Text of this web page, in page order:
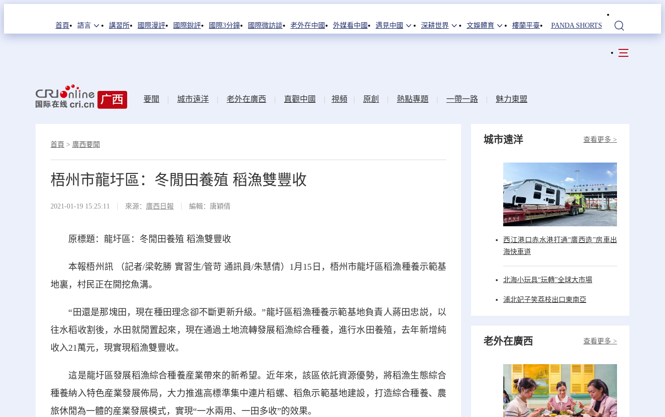
首頁 語言 講習所 國際漫評 國際銳評 國際3分鐘 國際微訪談 老外在中國 外媒看中國 遇見中國 深耕世界 文娛體育 樓蘭平臺 PANDA SHORTS
要聞 | 城市遠洋 | 老外在廣西 | 直觀中國 | 視頻 | 原創 | 熱點專題 | 一帶一路 | 魅力東盟
首頁 > 廣西要聞
梧州市龍圩區：冬閒田養殖 稻漁雙豐收
2021-01-19 15:25:11 來源： 廣西日報 編輯：唐穎倩
原標題：龍圩區：冬閒田養殖 稻漁雙豐收
本報梧州訊 （記者/梁乾勝 實習生/管苛 通訊員/朱慧倩）1月15日，梧州市龍圩區稻漁種養示範基
地裏，村民正在開挖魚溝。
“田還是那塊田，現在種田理念卻不斷更新升級。”龍圩區稻漁種養示範基地負責人蔣田忠説，以
往水稻收割後，水田就閒置起來，現在通過土地流轉發展稻漁綜合種養，進行水田養殖，去年新增純
收入21萬元，現實現稻漁雙豐收。
這是龍圩區發展稻漁綜合種養産業帶來的新希望。近年來，該區依託資源優勢，將稻漁生態綜合
種養納入特色産業發展佈局，大力推進高標準集中連片稻螺、稻魚示範基地建設，打造綜合種養、農
旅休閒為一體的産業發展模式，實現“一水兩用、一田多收”的效果。
查看更多 >
城市遠洋
西江港口赤水港打通“廣西造”房車出
海快車道
北海小玩具“玩轉”全球大市場
浦北妃子笑荔枝出口東南亞
查看更多 >
老外在廣西